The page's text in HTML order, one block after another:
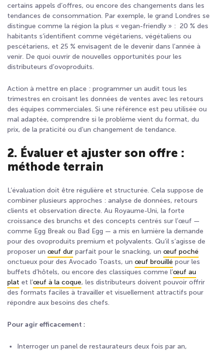
certains appels d’offres, ou encore des changements dans les
tendances de consommation. Par exemple, le grand Londres se
distingue comme la région la plus « vegan-friendly » : 20 % des
habitants s’identifient comme végétariens, végétaliens ou
pescétariens, et 25 % envisagent de le devenir dans l’année à
venir. De quoi ouvrir de nouvelles opportunités pour les
distributeurs d’ovoproduits.
Action à mettre en place : programmer un audit tous les
trimestres en croisant les données de ventes avec les retours
des équipes commerciales. Si une référence est peu utilisée ou
mal adaptée, comprendre si le problème vient du format, du
prix, de la praticité ou d’un changement de tendance.
2. Évaluer et ajuster son offre :
méthode terrain
L’évaluation doit être régulière et structurée. Cela suppose de
combiner plusieurs approches : analyse de données, retours
clients et observation directe. Au Royaume-Uni, la forte
croissance des brunchs et des concepts centrés sur l’œuf —
comme Egg Break ou Bad Egg — a mis en lumière la demande
pour des ovoproduits premium et polyvalents. Qu’il s’agisse de
proposer un œuf dur parfait pour le snacking, un œuf poché
onctueux pour des Avocado Toasts, un œuf brouillé pour les
buffets d’hôtels, ou encore des classiques comme l’œuf au
plat et l’œuf à la coque, les distributeurs doivent pouvoir offrir
des formats faciles à travailler et visuellement attractifs pour
répondre aux besoins des chefs.
Pour agir efficacement :
Interroger un panel de restaurateurs deux fois par an,